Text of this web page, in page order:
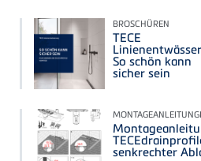
BROSCHÜREN
TECE
So schön kann
sicher sein
senkrechter